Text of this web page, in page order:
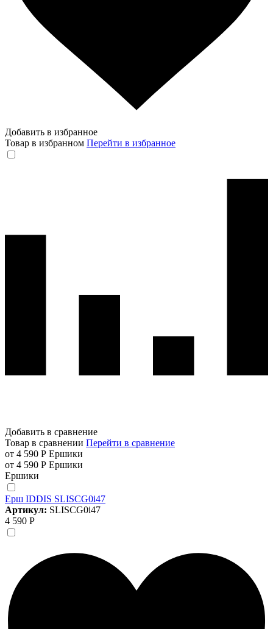
Добавить в избранное
Товар в избранном Перейти в избранное
Добавить в сравнение
Товар в сравнении Перейти в сравнение
от 4 590 Р Ершики
от 4 590 Р Ершики
Ершики
Ерш IDDIS SLISCG0i47
Артикул: SLISCG0i47
4 590 Р